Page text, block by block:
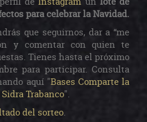
para celebrar la Navidad.
que seguirnos, dar a “me
y comentar con quien te
Tienes hasta el próximo
para participar. Consulta
aquí "Bases Comparte la
Trabanco".
del sorteo.